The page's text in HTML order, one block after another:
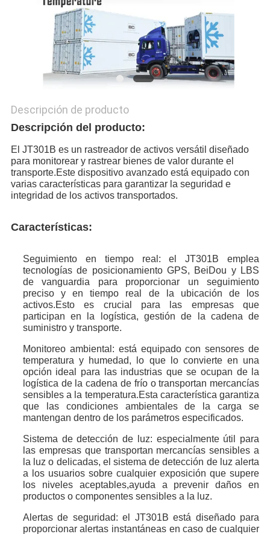
Descripción de producto
Descripción del producto:
El JT301B es un rastreador de activos versátil diseñado
para monitorear y rastrear bienes de valor durante el
transporte.Este dispositivo avanzado está equipado con
varias características para garantizar la seguridad e
integridad de los activos transportados.
Características:
Seguimiento en tiempo real: el JT301B emplea
tecnologías de posicionamiento GPS, BeiDou y LBS
de vanguardia para proporcionar un seguimiento
preciso y en tiempo real de la ubicación de los
activos.Esto es crucial para las empresas que
participan en la logística, gestión de la cadena de
suministro y transporte.
Monitoreo ambiental: está equipado con sensores de
temperatura y humedad, lo que lo convierte en una
opción ideal para las industrias que se ocupan de la
logística de la cadena de frío o transportan mercancías
sensibles a la temperatura.Esta característica garantiza
que las condiciones ambientales de la carga se
mantengan dentro de los parámetros especificados.
Sistema de detección de luz: especialmente útil para
las empresas que transportan mercancías sensibles a
la luz o delicadas, el sistema de detección de luz alerta
a los usuarios sobre cualquier exposición que supere
los niveles aceptables,ayuda a prevenir daños en
productos o componentes sensibles a la luz.
Alertas de seguridad: el JT301B está diseñado para
proporcionar alertas instantáneas en caso de cualquier